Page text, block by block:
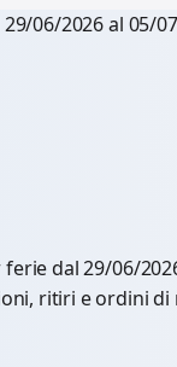
06/2026 al 05/
dal 29/06/
ritiri e ordini di